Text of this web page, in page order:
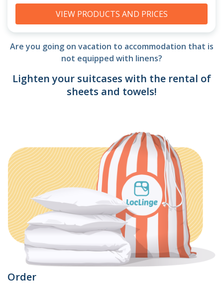
VIEW PRODUCTS AND PRICES
Are you going on vacation to accommodation that is
not equipped with linens?
Lighten your suitcases with the rental of
sheets and towels!
Order